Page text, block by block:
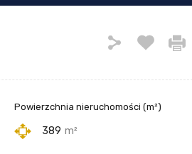
Powierzchnia nieruchomości (m²)
389 m²